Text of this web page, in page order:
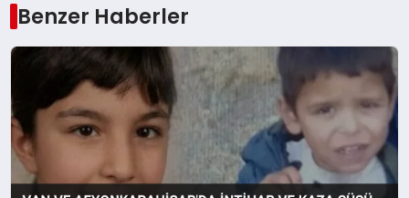
Benzer Haberler